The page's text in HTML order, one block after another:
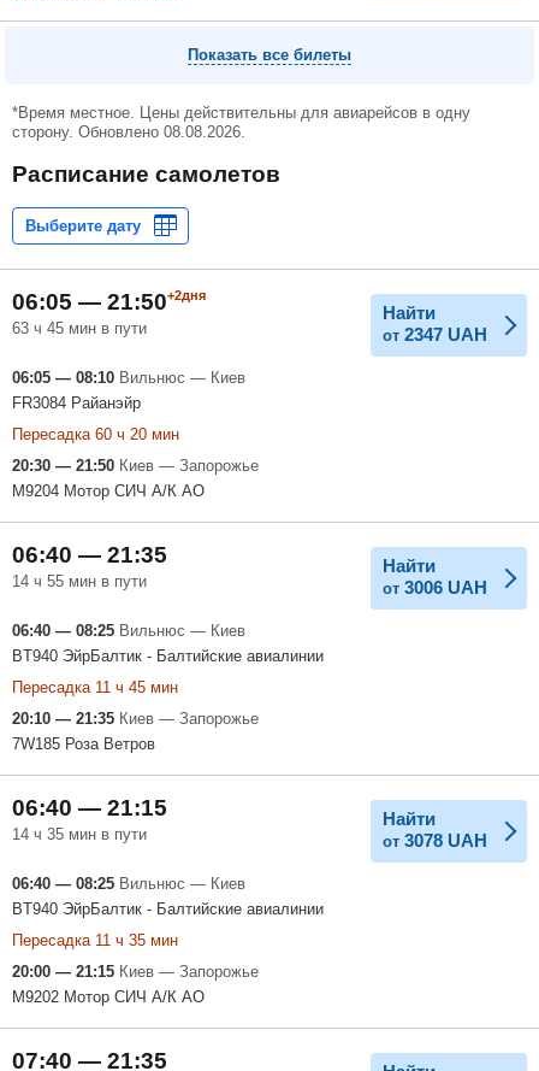
Показать все билеты
*Время местное. Цены действительны для авиарейсов в одну
сторону. Обновлено 08.08.2026.
Расписание самолетов
06:05 — 21:50+2дня
63 ч 45 мин в пути
Найти
от 2347 UAH
06:05 — 08:10 Вильнюс — Киев
FR3084 Райанэйр
Пересадка 60 ч 20 мин
20:30 — 21:50 Киев — Запорожье
M9204 Мотор СИЧ А/К АО
06:40 — 21:35
14 ч 55 мин в пути
Найти
от 3006 UAH
06:40 — 08:25 Вильнюс — Киев
BT940 ЭйрБалтик - Балтийские авиалинии
Пересадка 11 ч 45 мин
20:10 — 21:35 Киев — Запорожье
7W185 Роза Ветров
06:40 — 21:15
14 ч 35 мин в пути
Найти
от 3078 UAH
06:40 — 08:25 Вильнюс — Киев
BT940 ЭйрБалтик - Балтийские авиалинии
Пересадка 11 ч 35 мин
20:00 — 21:15 Киев — Запорожье
M9202 Мотор СИЧ А/К АО
07:40 — 21:35